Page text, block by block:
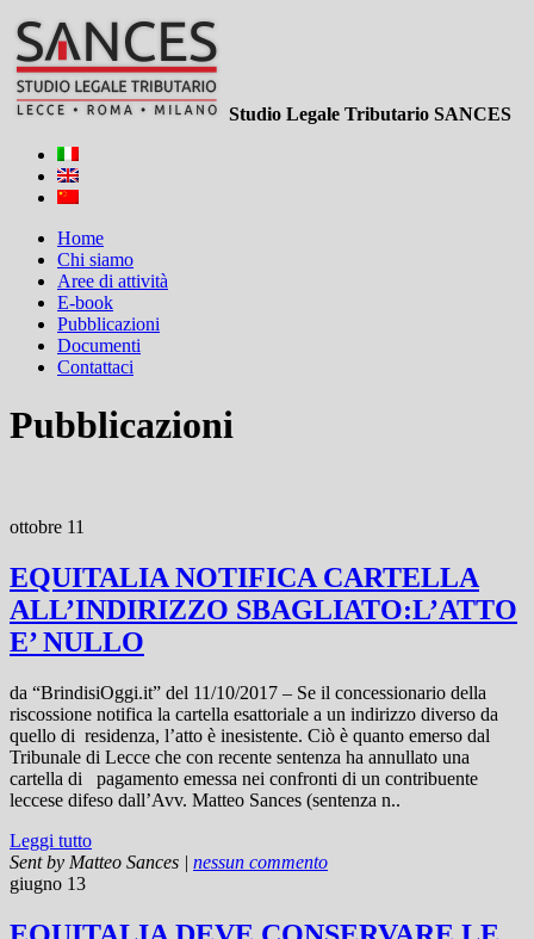
Studio Legale Tributario SANCES
Home
Chi siamo
Aree di attività
E-book
Pubblicazioni
Documenti
Contattaci
Pubblicazioni
ottobre 11
EQUITALIA NOTIFICA CARTELLA
ALL’INDIRIZZO SBAGLIATO:L’ATTO
E’ NULLO
da “BrindisiOggi.it” del 11/10/2017 – Se il concessionario della
riscossione notifica la cartella esattoriale a un indirizzo diverso da
quello di residenza, l’atto è inesistente. Ciò è quanto emerso dal
Tribunale di Lecce che con recente sentenza ha annullato una
cartella di pagamento emessa nei confronti di un contribuente
leccese difeso dall’Avv. Matteo Sances (sentenza n..
Leggi tutto
Sent by Matteo Sances | nessun commento
giugno 13